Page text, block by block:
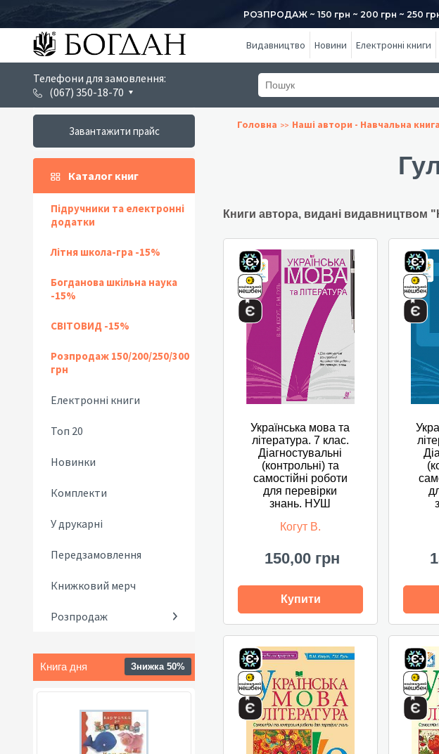
РОЗПРОДАЖ ~ 150 грн ~ 200 грн ~ 250
Видавництво Новини Електронні книги
Телефони для замовлення:
(067) 350-18-70
Завантажити прайс
Каталог книг
Підручники та електронні
додатки
Літня школа-гра -15%
Богданова шкільна наука
-15%
СВІТОВИД -15%
Розпродаж 150/200/250/300
грн
Електронні книги
Топ 20
Новинки
Комплекти
У друкарні
Передзамовлення
Книжковий мерч
Розпродаж
Книга дня Знижка 50%
Головна Наші автори - Навчальна
Книги автора, видані видавництвом
Українська мова та
література. 7 клас.
Діагностувальні
(контрольні) та
самостійні роботи
для перевірки
знань. НУШ
Когут В.
150,00 грн
Купити